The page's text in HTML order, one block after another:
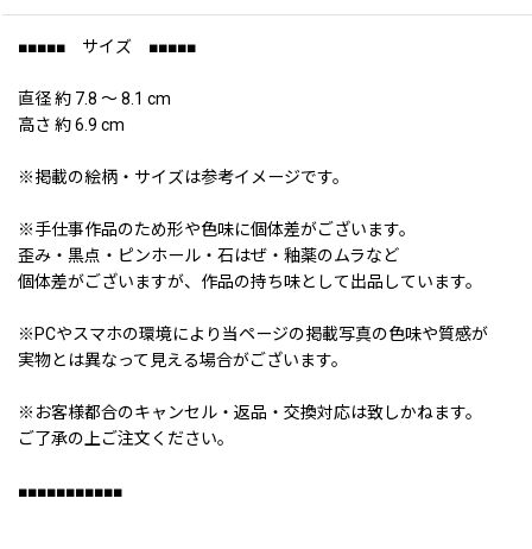
■■■■■ サイズ ■■■■■
直径 約 7.8 〜 8.1 cm
高さ 約 6.9 cm
※掲載の絵柄・サイズは参考イメージです。
※手仕事作品のため形や色味に個体差がございます。
歪み・黒点・ピンホール・石はぜ・釉薬のムラなど
個体差がございますが、作品の持ち味として出品しています。
※PCやスマホの環境により当ページの掲載写真の色味や質感が
実物とは異なって見える場合がございます。
※お客様都合のキャンセル・返品・交換対応は致しかねます。
ご了承の上ご注文ください。
■■■■■■■■■■■